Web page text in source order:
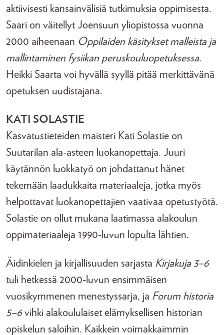
aktiivisesti kansainvälisiä tutkimuksia oppimisesta.
Saari on väitellyt Joensuun yliopistossa vuonna
2000 aiheenaan Oppilaiden käsitykset malleista ja
mallintaminen fysiikan peruskouluopetuksessa.
Heikki Saarta voi hyvällä syyllä pitää merkittävänä
opetuksen uudistajana.
KATI SOLASTIE
Kasvatustieteiden maisteri Kati Solastie on
Suutarilan ala-asteen luokanopettaja. Juuri
käytännön luokkatyö on johdattanut hänet
tekemään laadukkaita materiaaleja, jotka myös
helpottavat luokanopettajien vaativaa opetustyötä.
Solastie on ollut mukana laatimassa alakoulun
oppimateriaaleja 1990-luvun lopulta lähtien.
Äidinkielen ja kirjallisuuden sarjasta Kirjakuja 3–6
tuli hetkessä 2000-luvun ensimmäisen
vuosikymmenen menestyssarja, ja Forum historia
5–6vihki alakoululaiset elämyksellisen historian
opiskelun saloihin. Kaikkein voimakkaimmin